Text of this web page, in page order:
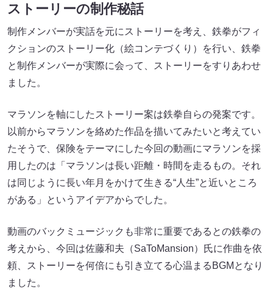
ストーリーの制作秘話
制作メンバーが実話を元にストーリーを考え、鉄拳がフィ
クションのストーリー化（絵コンテづくり）を行い、鉄拳
と制作メンバーが実際に会って、ストーリーをすりあわせ
ました。
マラソンを軸にしたストーリー案は鉄拳自らの発案です。
以前からマラソンを絡めた作品を描いてみたいと考えてい
たそうで、保険をテーマにした今回の動画にマラソンを採
用したのは「マラソンは長い距離・時間を走るもの。それ
は同じように長い年月をかけて生きる“人生”と近いところ
がある」というアイデアからでした。
動画のバックミュージックも非常に重要であるとの鉄拳の
考えから、今回は佐藤和夫（SaToMansion）氏に作曲を依
頼、ストーリーを何倍にも引き立てる心温まるBGMとなり
ました。